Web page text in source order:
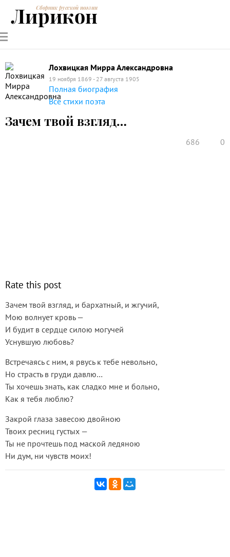
РУССКИЕ
ПОЭТЫ
СОВРЕМЕННИКИЭНЦИКЛОПЕДИЯ
ПОЭЗИИ
Сборник русской поэзии
Лирикон
Лохвицкая Мирра Александровна
19 ноября 1869 - 27 августа 1905
Полная биография
Все стихи поэта
Зачем твой взгляд…
686 0
Rate this post
Зачем твой взгляд, и бархатный, и жгучий,
Мою волнует кровь —
И будит в сердце силою могучей
Уснувшую любовь?
Встречаясь с ним, я рвусь к тебе невольно,
Но страсть в груди давлю…
Ты хочешь знать, как сладко мне и больно,
Как я тебя люблю?
Закрой глаза завесою двойною
Твоих ресниц густых —
Ты не прочтешь под маской ледяною
Ни дум, ни чувств моих!